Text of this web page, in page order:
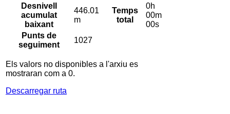
Desnivell
acumulat
baixant
446.01
m
Temps
total
0h
00m
00s
Punts de
seguiment
1027
Els valors no disponibles a l'arxiu es
mostraran com a 0.
Descarregar ruta